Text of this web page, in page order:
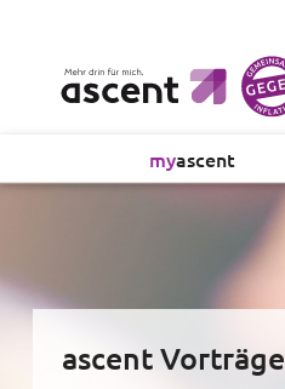
myascent
Alltagsökonomie
Absicherung
Finanzvorsorge
ascent Vorträge